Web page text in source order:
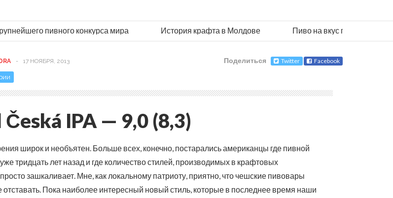
пивного конкурса мира История крафта в Молдове Пиво на вкус парашютиста:
- 17 НОЯБРЯ, 2013 Поделиться Twitter Facebook
IPA — 9,0 (8,3)
широк и необъятен. Больше всех, конечно, постарались американцы где пивной
тридцать лет назад и где количество стилей, производимых в крафтовых
зашкаливает. Мне, как локальному патриоту, приятно, что чешские пивовары
отставать. Пока наиболее интересный новый стиль, которые в последнее время наши